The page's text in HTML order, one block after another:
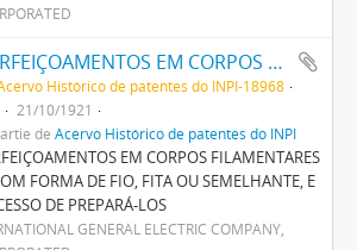
APERFEIÇOAMENTOS EM CORPOS FILAMENTARES OU COM FORMA DE FIO, FITA OU SEMELHANTE, E PROCESSO DE PREPARA-LOS
Histórico de patentes do INPI-18968
21/10/1921
de Acervo Histórico de patentes do INPI
EM CORPOS FILAMENTARES
FORMA DE FIO, FITA OU SEMELHANTE, E
DE PREPARÁ-LOS
GENERAL ELECTRIC COMPANY,